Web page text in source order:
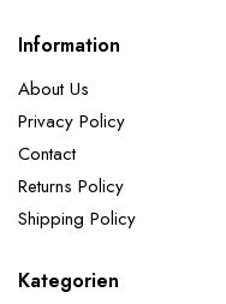
Information
About Us
Privacy Policy
Contact
Returns Policy
Shipping Policy
Kategorien